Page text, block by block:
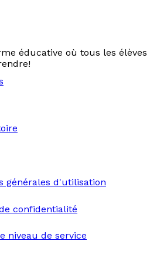
éducative où tous les élèves
générales d'utilisation
confidentialité
niveau de service